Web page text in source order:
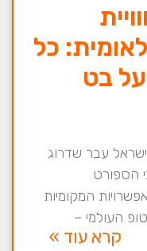
כל
בט
עבר שדרוג
הספורט
המקומיות
העולמי –
קרא עוד »